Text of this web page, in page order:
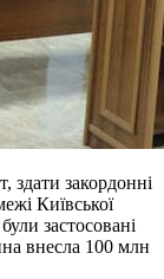
здати закордонні
Київської
застосовані
внесла 100 млн